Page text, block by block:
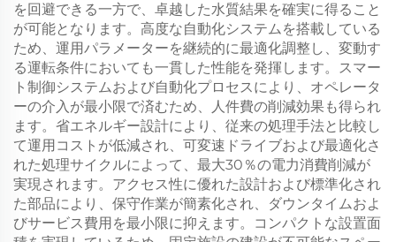
を回避できる一方で、卓越した水質結果を確実に得ること
が可能となります。高度な自動化システムを搭載している
ため、運用パラメーターを継続的に最適化調整し、変動す
る運転条件においても一貫した性能を発揮します。スマー
ト制御システムおよび自動化プロセスにより、オペレータ
ーの介入が最小限で済むため、人件費の削減効果も得られ
ます。省エネルギー設計により、従来の処理手法と比較し
て運用コストが低減され、可変速ドライブおよび最適化さ
れた処理サイクルによって、最大30％の電力消費削減が
実現されます。アクセス性に優れた設計および標準化され
た部品により、保守作業が簡素化され、ダウンタイムおよ
びサービス費用を最小限に抑えます。コンパクトな設置面